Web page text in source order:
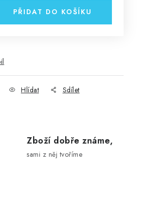
PŘIDAT DO KOŠÍKU
Hlídat Sdílet
Zboží dobře známe,
sami z něj tvoříme